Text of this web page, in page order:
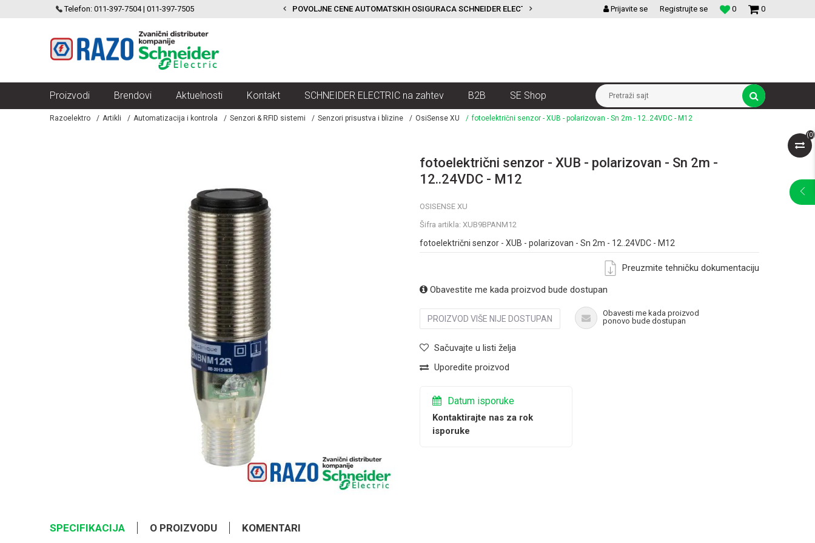
Telefon: 011-397-7504 | 011-397-7505
ELECTRIC VELIKI IZBOR MODULARNIH PREKIDACA I UTICNICA POVOLJNE CENE AUTOMATSKIH OSIGURACA SCHNEIDER ELECTRIC VELIKI IZBOR MODULARNIH PREKIDACA I UTICNICA 0
0
Prijavite se Registrujte se
Proizvodi Brendovi Aktuelnosti Kontakt SCHNEIDER ELECTRIC na zahtev B2B SE Shop Pretraži sajt
(0)
Razoelektro Artikli Automatizacija i kontrola Senzori & RFID sistemi Senzori prisustva i blizine OsiSense XU fotoelektrični senzor - XUB - polarizovan - Sn 2m - 12..24VDC - M12
fotoelektrični senzor - XUB - polarizovan - Sn 2m -
12..24VDC - M12
OSISENSE XU
Šifra artikla: XUB9BPANM12
fotoelektrični senzor - XUB - polarizovan - Sn 2m - 12..24VDC - M12
Preuzmite tehničku dokumentaciju
Obavestite me kada proizvod bude dostupan
PROIZVOD VIŠE NIJE DOSTUPAN
Obavesti me kada proizvod
ponovo bude dostupan
Sačuvajte u listi želja
Uporedite proizvod
Datum isporuke
Kontaktirajte nas za rok
isporuke
SPECIFIKACIJA O PROIZVODU KOMENTARI